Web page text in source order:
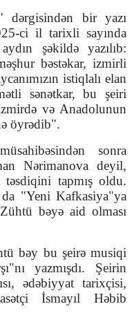
dərgisindən bir yazı
ci il tarixli sayında
şəkildə yazılıb:
bəstəkar, izmirli
istiqlalı elan
sənətkar, bu şeiri
və Anadolunun
öyrədib".
sonra
Nərimanova deyil,
tapmış oldu.
"Yeni Kafkasiya"ya
bəyə aid olması
bəy bu şeirə musiqi
yazmışdı. Şeirin
ədəbiyyat tarixçisi,
İsmayıl Həbib